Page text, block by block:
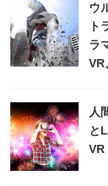
ウ
ト
ラ
VR
人
と
VR